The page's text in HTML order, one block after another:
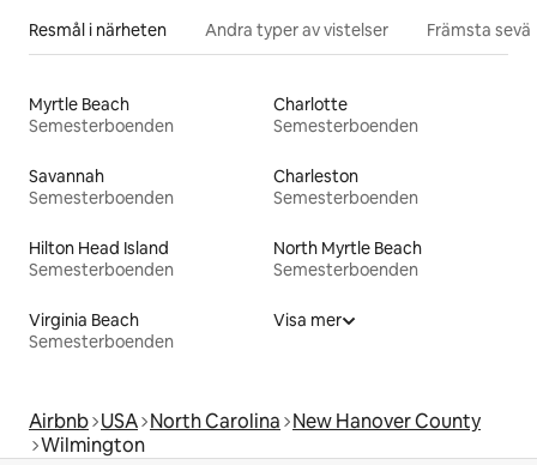
Resmål i närheten Andra typer av vistelser Främsta
Myrtle Beach
Semesterboenden
Charlotte
Semesterboenden
Savannah
Semesterboenden
Charleston
Semesterboenden
Hilton Head Island
Semesterboenden
North Myrtle Beach
Semesterboenden
Virginia Beach
Semesterboenden
Visa mer
Airbnb USA North Carolina New Hanover County
Wilmington